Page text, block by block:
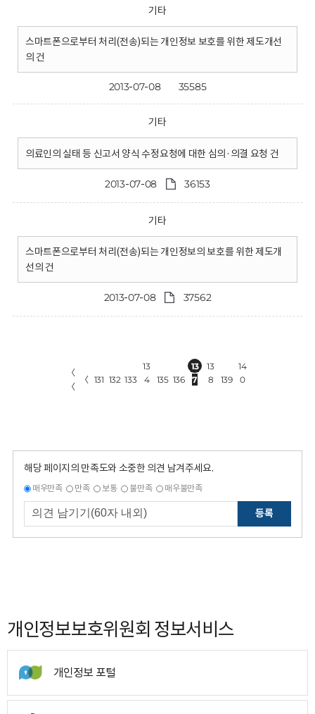
기타
스마트폰으로부터 처리(전송)되는 개인정보 보호를 위한 제도개선
의 건
2013-07-08 35585
기타
의료인의 실태 등 신고서 양식 수정요청에 대한 심의·의결 요청 건
2013-07-08 36153
기타
스마트폰으로부터 처리(전송)되는 개인정보의 보호를 위한 제도개
선의 건
2013-07-08 37562
〈
〈
〈 131 132 133
13
4
135 136
13
7
13
8
139
14
0
해당 페이지의 만족도와 소중한 의견 남겨주세요.
매우만족 만족 보통 불만족 매우불만족
등록
개인정보보호위원회 정보서비스
개인정보 포털